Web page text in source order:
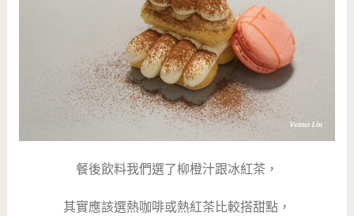
餐後飲料我們選了柳橙汁跟冰紅茶，
其實應該選熱咖啡或熱紅茶比較搭甜點，